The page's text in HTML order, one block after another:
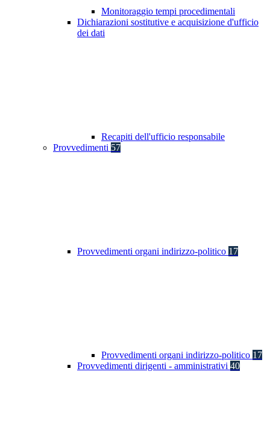
Monitoraggio tempi procedimentali
Dichiarazioni sostitutive e acquisizione d'ufficio
dei dati
Recapiti dell'ufficio responsabile
Provvedimenti 57
Provvedimenti organi indirizzo-politico 17
Provvedimenti organi indirizzo-politico 17
Provvedimenti dirigenti - amministrativi 40